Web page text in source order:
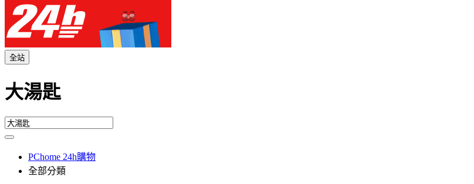
全站
大湯匙
PChome 24h購物
全部分類